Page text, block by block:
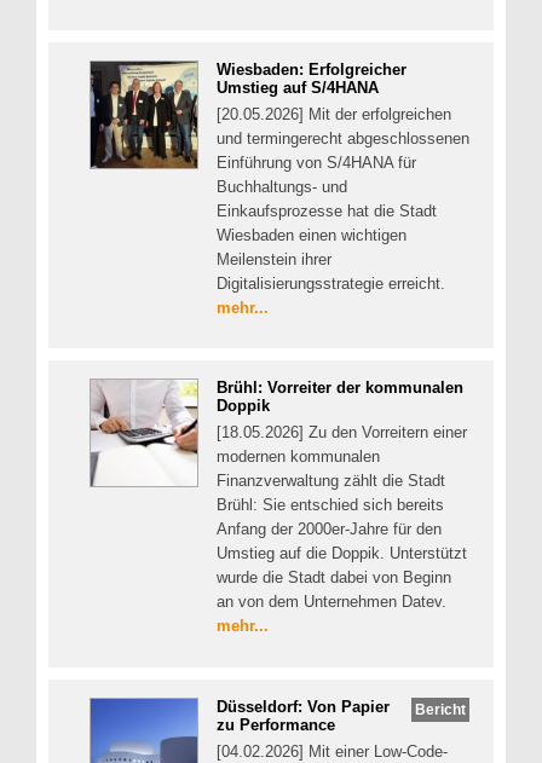
Wiesbaden: Erfolgreicher
Umstieg auf S/4HANA
[20.05.2026] Mit der erfolgreichen
und termingerecht abgeschlossenen
Einführung von S/4HANA für
Buchhaltungs- und
Einkaufsprozesse hat die Stadt
Wiesbaden einen wichtigen
Meilenstein ihrer
Digitalisierungsstrategie erreicht.
mehr...
Brühl: Vorreiter der kommunalen
Doppik
[18.05.2026] Zu den Vorreitern einer
modernen kommunalen
Finanzverwaltung zählt die Stadt
Brühl: Sie entschied sich bereits
Anfang der 2000er-Jahre für den
Umstieg auf die Doppik. Unterstützt
wurde die Stadt dabei von Beginn
an von dem Unternehmen Datev.
mehr...
Bericht
Düsseldorf: Von Papier
zu Performance
[04.02.2026] Mit einer Low-Code-